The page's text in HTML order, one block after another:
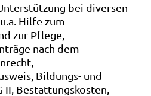
bei diversen
Hilfe zum
zur Pflege,
nach dem
Bildungs- und
II, Bestattungskosten,